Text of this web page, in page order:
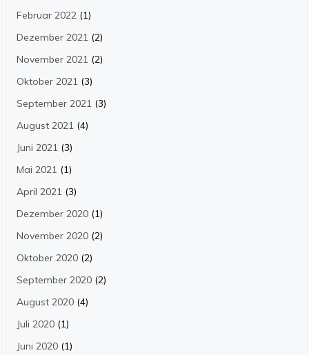
Februar 2022 (1)
Dezember 2021 (2)
November 2021 (2)
Oktober 2021 (3)
September 2021 (3)
August 2021 (4)
Juni 2021 (3)
Mai 2021 (1)
April 2021 (3)
Dezember 2020 (1)
November 2020 (2)
Oktober 2020 (2)
September 2020 (2)
August 2020 (4)
Juli 2020 (1)
Juni 2020 (1)